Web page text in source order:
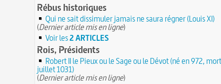
Rébus historiques
Qui ne sait dissimuler jamais ne saura régner (Louis XI)
(Dernier article mis en ligne)
Voir les2 ARTICLES
Rois, Présidents
Robert II le Pieux ou le Sage ou le Dévot (né en 972,
juillet 1031)
(Dernier article mis en ligne)